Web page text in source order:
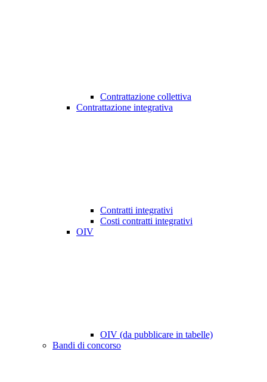
Contrattazione collettiva
Contrattazione integrativa
Contratti integrativi
Costi contratti integrativi
OIV
OIV (da pubblicare in tabelle)
Bandi di concorso